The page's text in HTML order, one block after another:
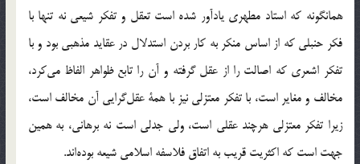
همانگونه كه استاد مطهري يادآور شده است تعقل و تفكر شيعي نه تنها با
فكر حنبلي كه از اساس منكر به كار بردن استدلال در عقايد مذهبي بود و با
تفكر اشعري كه اصالت را از عقل گرفته و آن را تابع ظواهر الفاظ مي‌كرد،
مخالف و مغاير است، با تفكر معتزلي نيز با همة عقل‌گرايي آن مخالف است،
زيرا تفكر معتزلي هرچند عقلي است، ولي جدلي است نه برهاني، به همين
جهت است كه اكثريت قريب به اتفاق فلاسفه اسلامي شيعه بوده‌اند.